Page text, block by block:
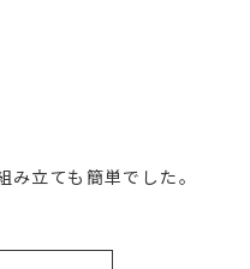
立ても簡単でした。